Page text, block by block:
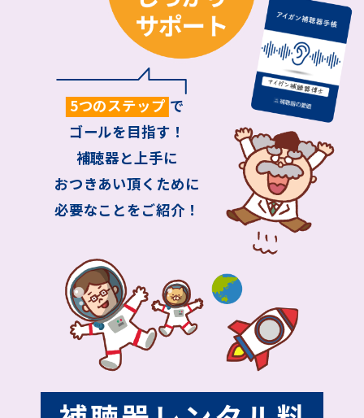
5つのステップ で
ゴールを目指す！
補聴器と上手に
おつきあい頂くために
必要なことをご紹介！